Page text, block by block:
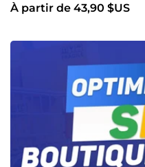
À partir de 43,90 $US